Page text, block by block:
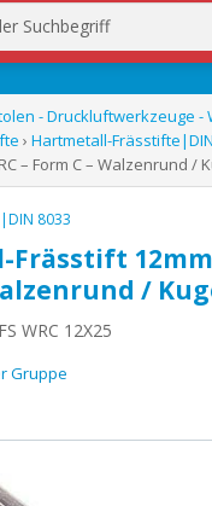
- Druckluftwerkzeuge -
› Hartmetall-
– Form C – Walzenrund /
8033
12mm,
/
FS WRC 12X25
Gruppe